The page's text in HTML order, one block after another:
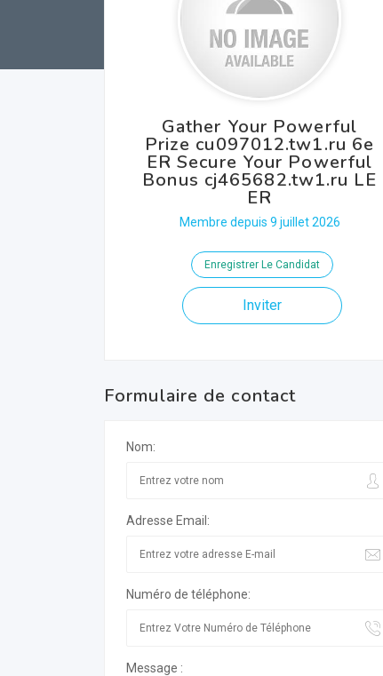
Gather Your Powerful
Prize cu097012.tw1.ru 6e
ER Secure Your Powerful
Bonus cj465682.tw1.ru LE
ER
Membre depuis 9 juillet 2026
Enregistrer Le Candidat
Inviter
Formulaire de contact
Nom:
Adresse Email:
Numéro de téléphone:
Message :